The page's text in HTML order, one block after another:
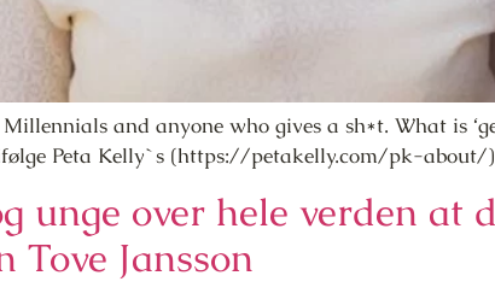
and anyone who gives a sh*t. What is
Peta Kelly`s (https://petakelly.com/pk-about/
unge over hele verden at
Jansson